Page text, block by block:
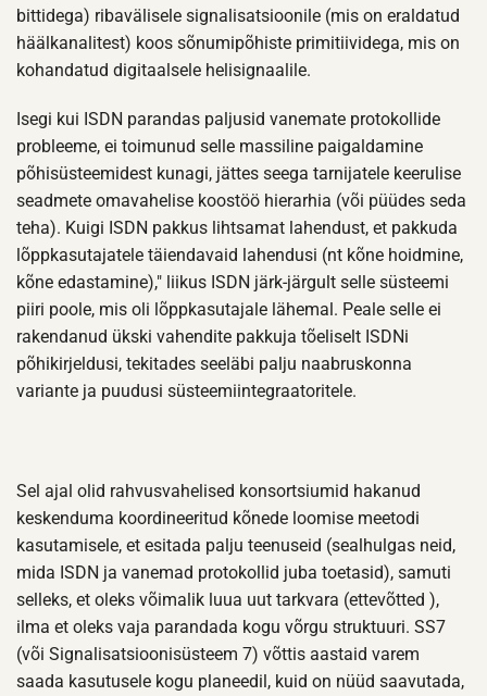
bittidega) ribavälisele signalisatsioonile (mis on eraldatud
häälkanalitest) koos sõnumipõhiste primitiividega, mis on
kohandatud digitaalsele helisignaalile.
Isegi kui ISDN parandas paljusid vanemate protokollide
probleeme, ei toimunud selle massiline paigaldamine
põhisüsteemidest kunagi, jättes seega tarnijatele keerulise
seadmete omavahelise koostöö hierarhia (või püüdes seda
teha). Kuigi ISDN pakkus lihtsamat lahendust, et pakkuda
lõppkasutajatele täiendavaid lahendusi (nt kõne hoidmine,
kõne edastamine)," liikus ISDN järk-järgult selle süsteemi
piiri poole, mis oli lõppkasutajale lähemal. Peale selle ei
rakendanud ükski vahendite pakkuja tõeliselt ISDNi
põhikirjeldusi, tekitades seeläbi palju naabruskonna
variante ja puudusi süsteemiintegraatoritele.
Sel ajal olid rahvusvahelised konsortsiumid hakanud
keskenduma koordineeritud kõnede loomise meetodi
kasutamisele, et esitada palju teenuseid (sealhulgas neid,
mida ISDN ja vanemad protokollid juba toetasid), samuti
selleks, et oleks võimalik luua uut tarkvara (ettevõtted ),
ilma et oleks vaja parandada kogu võrgu struktuuri. SS7
(või Signalisatsioonisüsteem 7) võttis aastaid varem
saada kasutusele kogu planeedil, kuid on nüüd saavutada,